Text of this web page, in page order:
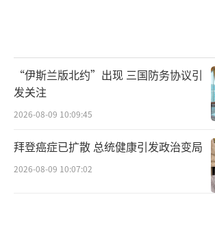
“伊斯兰版北约”出现 三国防务协议引
发关注
2026-08-09 10:09:45
拜登癌症已扩散 总统健康引发政治变局
2026-08-09 10:07:02